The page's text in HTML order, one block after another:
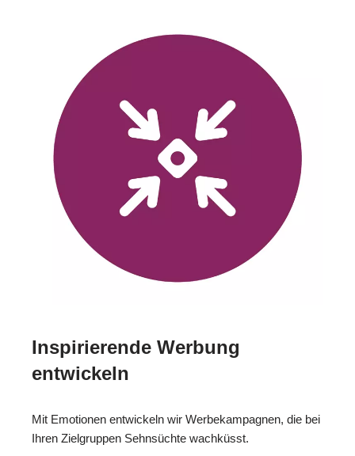
Inspirierende Werbung
entwickeln
Mit Emotionen entwickeln wir Werbekampagnen, die bei
Ihren Zielgruppen Sehnsüchte wachküsst.